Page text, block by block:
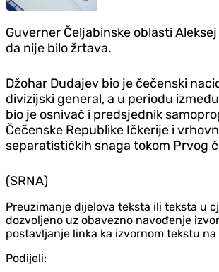
Guverner Čeljabinske oblasti
da nije bilo žrtava.
Džohar Dudajev bio je čečenski
divizijski general, a u periodu
bio je osnivač i predsjednik
Čečenske Republike Ičkerije i
separatističkih snaga tokom Prvog
(SRNA)
Preuzimanje dijelova teksta ili teksta u
dozvoljeno uz obavezno navođenje
postavljanje linka ka izvornom tekstu
Podijeli: